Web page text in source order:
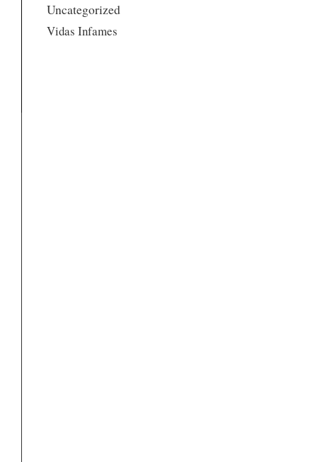
Uncategorized
Vidas Infames